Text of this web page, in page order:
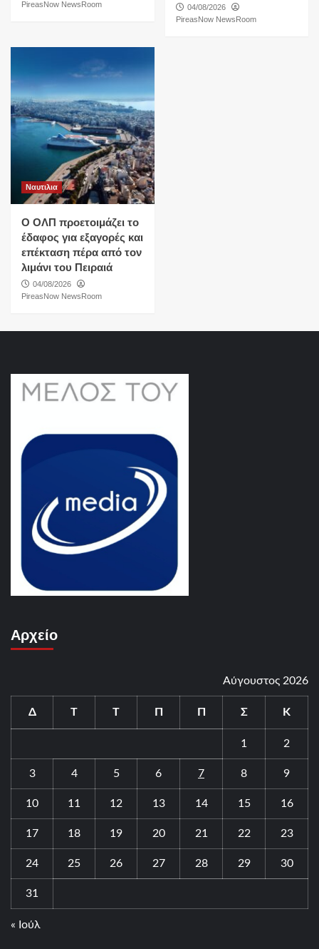
PireasNow NewsRoom
04/08/2026
PireasNow NewsRoom
Ναυτιλια
O ΟΛΠ προετοιμάζει το
έδαφος για εξαγορές και
επέκταση πέρα από τον
λιμάνι του Πειραιά
04/08/2026
PireasNow NewsRoom
Αρχείο
Αύγουστος 2026
Δ Τ Τ Π Π Σ Κ
1 2
3 4 5 6 7 8 9
10 11 12 13 14 15 16
17 18 19 20 21 22 23
24 25 26 27 28 29 30
31
« Ιούλ